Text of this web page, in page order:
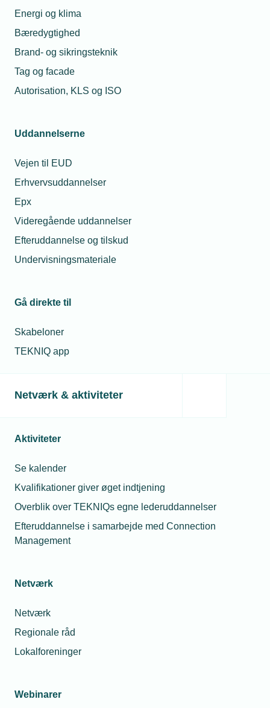
Energi og klima
Bæredygtighed
Brand- og sikringsteknik
Tag og facade
Autorisation, KLS og ISO
Uddannelserne
Vejen til EUD
Erhvervsuddannelser
Epx
Videregående uddannelser
Efteruddannelse og tilskud
Undervisningsmateriale
Gå direkte til
Skabeloner
TEKNIQ app
Netværk & aktiviteter
Aktiviteter
Se kalender
Kvalifikationer giver øget indtjening
Overblik over TEKNIQs egne lederuddannelser
Efteruddannelse i samarbejde med Connection
Management
Netværk
Netværk
Regionale råd
Lokalforeninger
Webinarer
på din virksomheds medlemsside.
nye standarder for at tilbyde
medlemmerne digital indsigt i alle
kontakter, rådgivninger, webinarer
forhold omkring kontingentet. Det